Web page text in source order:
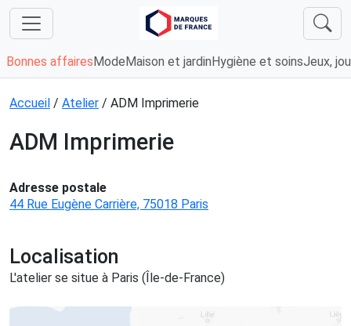
Bonnes affaires Mode Maison et jardin Hygiène et soinsJeux,
Accueil / Atelier / ADM Imprimerie
ADM Imprimerie
Adresse postale
44 Rue Eugène Carrière, 75018 Paris
Localisation
L'atelier se situe à Paris (Île-de-France)